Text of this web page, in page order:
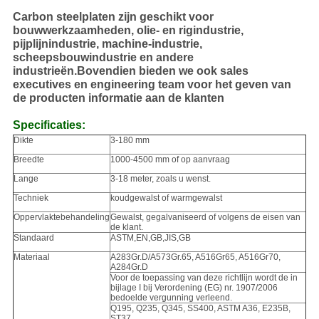
Carbon steelplaten zijn geschikt voor
bouwwerkzaamheden, olie- en rigindustrie,
pijplijnindustrie, machine-industrie,
scheepsbouwindustrie en andere
industrieën.Bovendien bieden we ook sales
executives en engineering team voor het geven van
de producten informatie aan de klanten
Specificaties:
Dikte
3-180 mm
Breedte
1000-4500 mm of op aanvraag
Lange
3-18 meter, zoals u wenst.
Techniek
koudgewalst of warmgewalst
OppervlaktebehandelingGewalst, gegalvaniseerd of volgens de eisen van
de klant.
Standaard
ASTM,EN,GB,JIS,GB
Materiaal
A283Gr.D/A573Gr.65, A516Gr65, A516Gr70,
A284Gr.D
Voor de toepassing van deze richtlijn wordt de in
bijlage I bij Verordening (EG) nr. 1907/2006
bedoelde vergunning verleend.
Q195, Q235, Q345, SS400, ASTM A36, E235B,